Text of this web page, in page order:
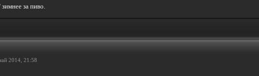
за пиво.
2014, 21:58